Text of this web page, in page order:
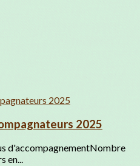
2025
d'accompagnementNombre
en...